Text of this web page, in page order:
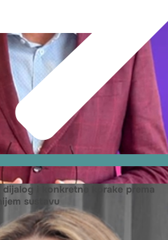
i konkretne korake prema
sustavu